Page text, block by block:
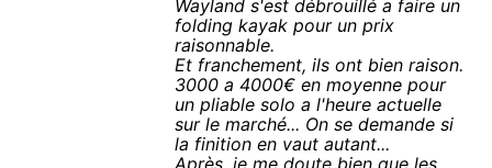
Wayland s'est débrouillé a faire un
folding kayak pour un prix
raisonnable.
Et franchement, ils ont bien raison.
3000 a 4000€ en moyenne pour
un pliable solo a l'heure actuelle
sur le marché... On se demande si
la finition en vaut autant...